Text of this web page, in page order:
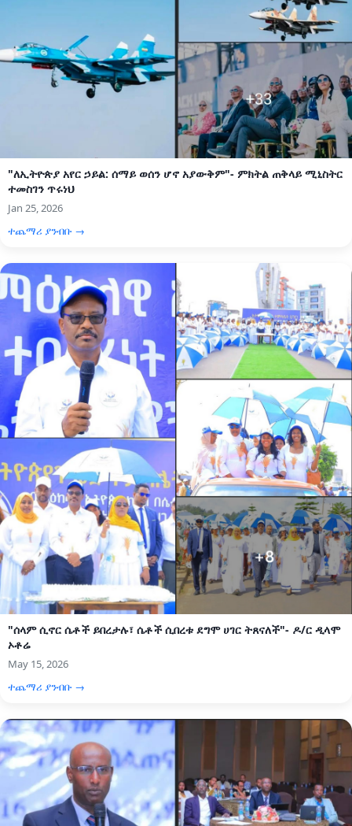
"ለኢትዮጵያ አየር ኃይል: ሰማይ ወሰን ሆኖ አያውቅም"- ምክትል ጠቅላይ ሚኒስትር
ተመስገን ጥሩነህ
Jan 25, 2026
ተጨማሪ ያንብቡ →
"ሰላም ሲኖር ሴቶች ይበረታሉ፣ ሴቶች ሲበረቱ ደግሞ ሀገር ትጸናለች"- ዶ/ር ዲላሞ
ኦቶሬ
May 15, 2026
ተጨማሪ ያንብቡ →